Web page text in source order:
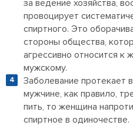
за ведение хозяйства,
провоцирует
спиртного. Это
стороны общества,
агрессивно относится к
мужскому.
Заболевание протекает
мужчине, как правило,
пить, то женщина
спиртное в одиночестве.